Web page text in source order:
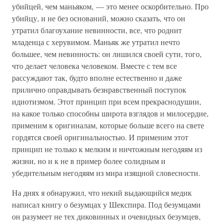
убийцей, чем маньяком, — это менее оскорбительно. Про
убийцу, и не без оснований, можно сказать, что он
утратил благоухание невинности, все, что роднит
младенца с херувимом. Маньяк же утратил нечто
большее, чем невинность: он лишился своей сути, того,
что делает человека человеком. Вместе с тем все
рассуждают так, будто вполне естественно и даже
прилично оправдывать безнравственный поступок
идиотизмом. Этот принцип при всем прекраснодушии,
на какое только способны широта взглядов и милосердие,
применим к оригиналам, которые больше всего на свете
гордятся своей оригинальностью. И применим этот
принцип не только к мелким и ничтожным негодяям из
жизни, но и к не в пример более солидным и
убедительным негодяям из мира изящной словесности.
На днях я обнаружил, что некий выдающийся медик
написал книгу о безумцах у Шекспира. Под безумцами
он разумеет не тех диковинных и очевидных безумцев,